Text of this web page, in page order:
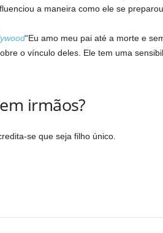
a maneira como ele se
“Eu amo meu pai até a morte e
o vínculo deles. Ele tem uma
irmãos?
se que seja filho único.